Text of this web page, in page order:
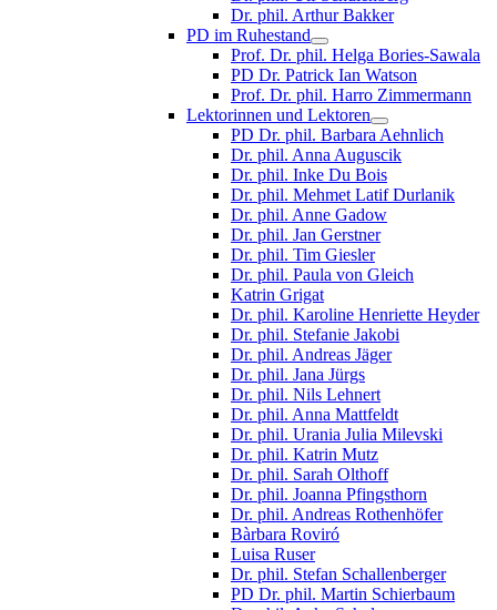
Dr. phil. Arthur Bakker
PD im Ruhestand
Prof. Dr. phil. Helga Bories-Sawala
PD Dr. Patrick Ian Watson
Prof. Dr. phil. Harro Zimmermann
Lektorinnen und Lektoren
PD Dr. phil. Barbara Aehnlich
Dr. phil. Anna Auguscik
Dr. phil. Inke Du Bois
Dr. phil. Mehmet Latif Durlanik
Dr. phil. Anne Gadow
Dr. phil. Jan Gerstner
Dr. phil. Tim Giesler
Dr. phil. Paula von Gleich
Katrin Grigat
Dr. phil. Karoline Henriette Heyder
Dr. phil. Stefanie Jakobi
Dr. phil. Andreas Jäger
Dr. phil. Jana Jürgs
Dr. phil. Nils Lehnert
Dr. phil. Anna Mattfeldt
Dr. phil. Urania Julia Milevski
Dr. phil. Katrin Mutz
Dr. phil. Sarah Olthoff
Dr. phil. Joanna Pfingsthorn
Dr. phil. Andreas Rothenhöfer
Bàrbara Roviró
Luisa Ruser
Dr. phil. Stefan Schallenberger
PD Dr. phil. Martin Schierbaum